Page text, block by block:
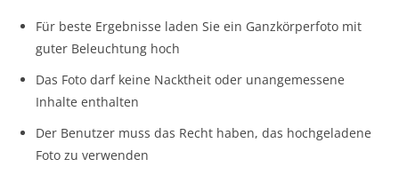
Für beste Ergebnisse laden Sie ein Ganzkörperfoto mit
guter Beleuchtung hoch
Das Foto darf keine Nacktheit oder unangemessene
Inhalte enthalten
Der Benutzer muss das Recht haben, das hochgeladene
Foto zu verwenden